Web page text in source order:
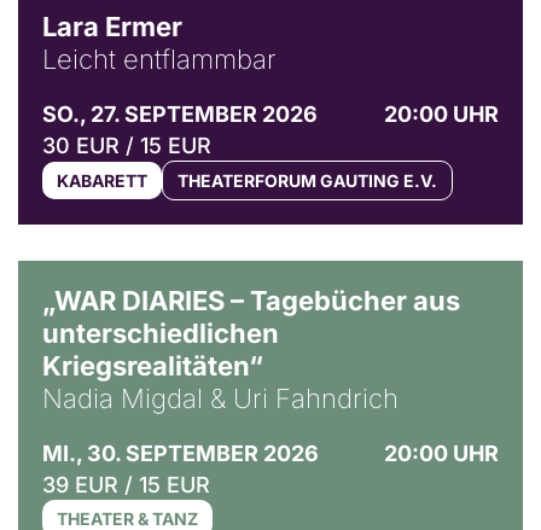
Lara Ermer
Leicht entflammbar
SO., 27. SEPTEMBER 2026
20:00 UHR
30 EUR / 15 EUR
KABARETT THEATERFORUM GAUTING E.V.
„WAR DIARIES – Tagebücher aus
unterschiedlichen
Kriegsrealitäten“
Nadia Migdal & Uri Fahndrich
MI., 30. SEPTEMBER 2026
20:00 UHR
39 EUR / 15 EUR
THEATER & TANZ